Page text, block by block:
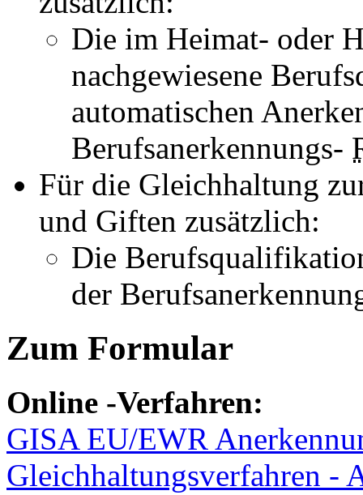
Die im Heimat- oder
nachgewiesene
automatischen
Berufsanerkennungs-
Für die Gleichhaltung
und Giften zusätzlich:
Die
der
Zum Formular
Online -Verfahren:
GISA EU/EWR
Gleichhaltungsverfahren -